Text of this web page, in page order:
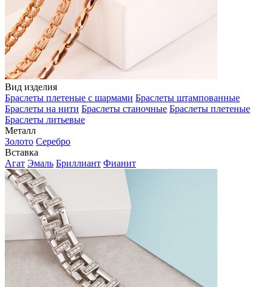
Вид изделия
Браслеты плетеные с шармами Браслеты штампованные
Браслеты на нити Браслеты станочные Браслеты плетеные
Браслеты литьевые
Металл
Золото Серебро
Вставка
Агат Эмаль Бриллиант Фианит